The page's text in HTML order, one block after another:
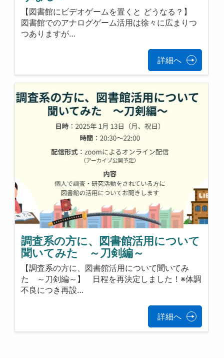
【図書館にビデオゲームを置くと どうなる？】
図書館でのアナログゲーム活用は徐々に広まりつ
つありますが…
詳細へ
調査系の方に、図書館活用について
聞いてみた ～刀剣編～
【調査系の方に、図書館活用について聞いてみ
た ～刀剣編～】 日程を再決定しました！※体調
不良につき再設…
詳細へ